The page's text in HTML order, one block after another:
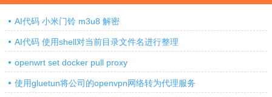
AI代码 小米门铃 m3u8 解密
AI代码 使用shell对当前目录文件名进行整理
openwrt set docker pull proxy
使用gluetun将公司的openvpn网络转为代理服务